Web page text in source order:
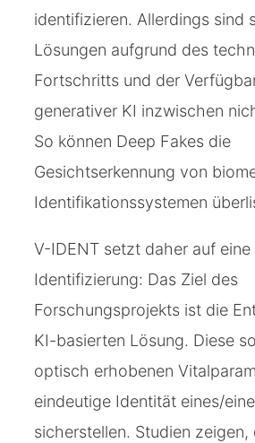
identifizieren. Allerdings sind
Lösungen aufgrund des
Fortschritts und der
generativer KI inzwischen
So können Deep Fakes die
Gesichtserkennung von
Identifikationssystemen
V-IDENT setzt daher auf
Identifizierung: Das Ziel des
Forschungsprojekts ist die
KI-basierten Lösung. Diese
optisch erhobenen
eindeutige Identität eines/
sicherstellen. Studien zeigen,